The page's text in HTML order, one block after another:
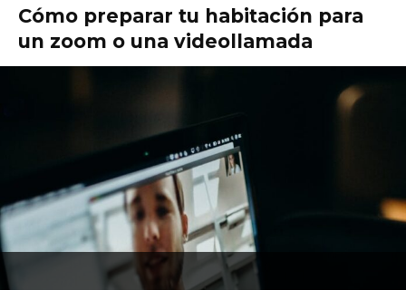
Cómo preparar tu habitación para
un zoom o una videollamada